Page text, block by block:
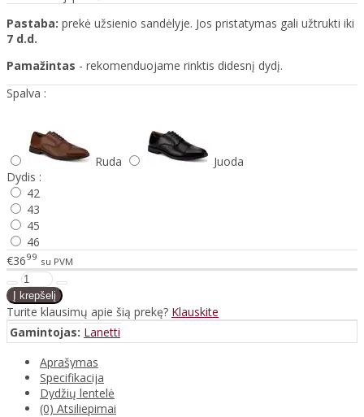
Pastaba: prekė užsienio sandėlyje. Jos pristatymas gali užtrukti iki
7 d.d.
Pamažintas - rekomenduojame rinktis didesnį dydį.
Spalva :
Ruda
Juoda
Dydis :
42
43
45
46
€3699 su PVM
Turite klausimų apie šią prekę? Klauskite
Gamintojas: Lanetti
Aprašymas
Specifikacija
Dydžių lentelė
(0) Atsiliepimai